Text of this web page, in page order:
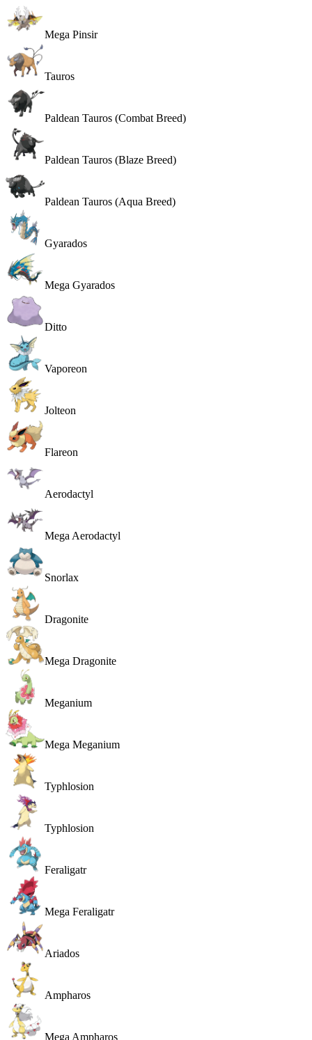
Mega Pinsir
Tauros
Paldean Tauros (Combat Breed)
Paldean Tauros (Blaze Breed)
Paldean Tauros (Aqua Breed)
Gyarados
Mega Gyarados
Ditto
Vaporeon
Jolteon
Flareon
Aerodactyl
Mega Aerodactyl
Snorlax
Dragonite
Mega Dragonite
Meganium
Mega Meganium
Typhlosion
Typhlosion
Feraligatr
Mega Feraligatr
Ariados
Ampharos
Mega Ampharos